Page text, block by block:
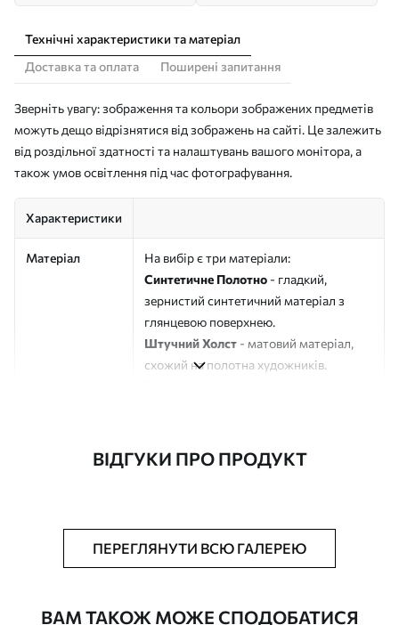
Технічні характеристики та матеріал
Доставка та оплата
Поширені запитання
Зверніть увагу: зображення та кольори зображених предметів
можуть дещо відрізнятися від зображень на сайті. Це залежить
від роздільної здатності та налаштувань вашого монітора, а
також умов освітлення під час фотографування.
Характеристики
Матеріал
На вибір є три матеріали:
Синтетичне Полотно - гладкий,
зернистий синтетичний матеріал з
глянцевою поверхнею.
Штучний Холст - матовий матеріал,
схожий на полотна художників.
Додатково Можна додати лакове покриття.
ВІДГУКИ ПРО ПРОДУКТ
ПЕРЕГЛЯНУТИ ВСЮ ГАЛЕРЕЮ
ВАМ ТАКОЖ МОЖЕ СПОДОБАТИСЯ